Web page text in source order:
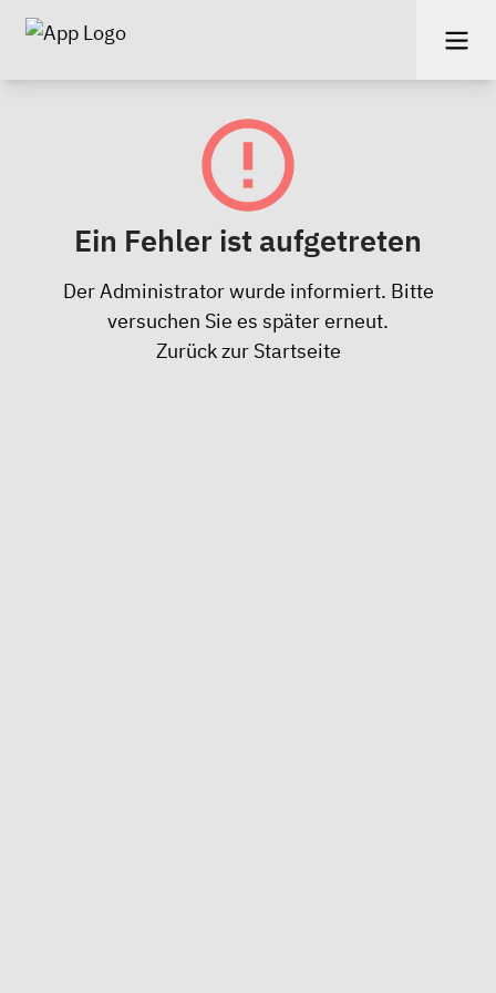
Ein Fehler ist aufgetreten
Der Administrator wurde informiert. Bitte
versuchen Sie es später erneut.
Zurück zur Startseite